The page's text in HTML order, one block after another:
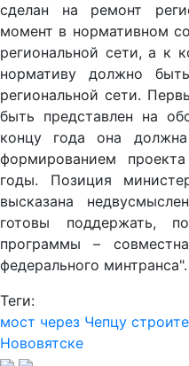
сделан на ремонт
момент в нормативном
региональной сети, а к
нормативу должно
региональной сети.
быть представлен на
концу года она
формированием
годы. Позиция
высказана
готовы поддержать,
программы –
федерального минтранса".
Теги:
мост через Чепцу
Нововятске